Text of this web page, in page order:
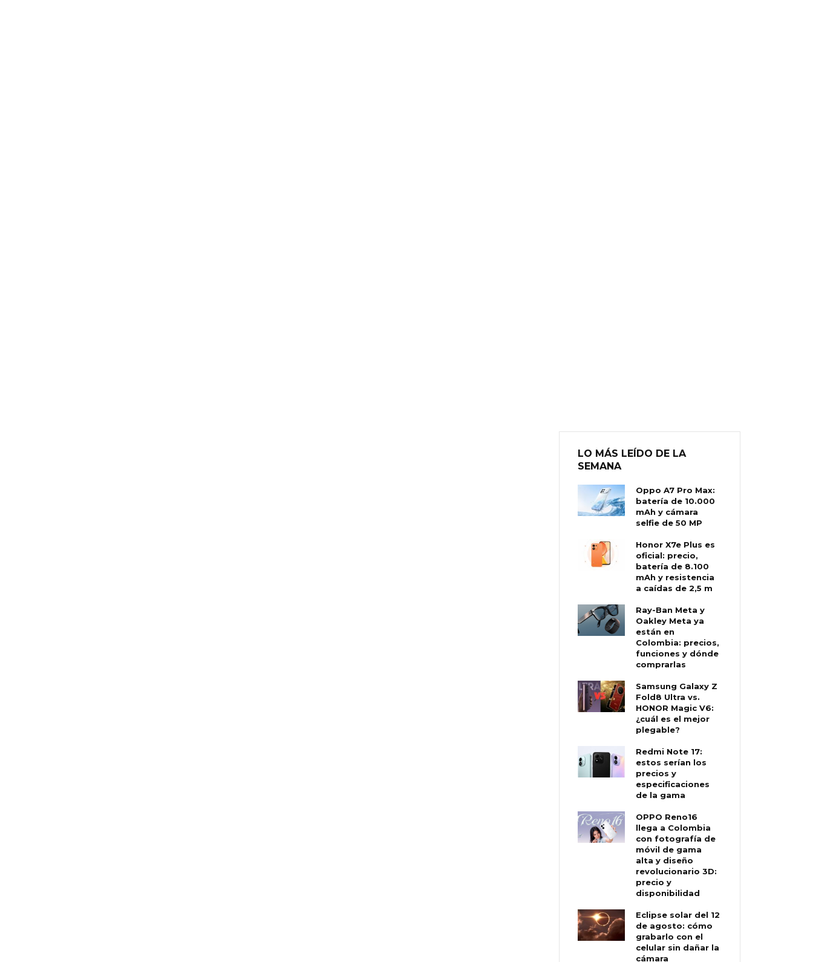
LO MÁS LEÍDO DE LA
SEMANA
Oppo A7 Pro Max:
batería de 10.000
mAh y cámara
selfie de 50 MP
Honor X7e Plus es
oficial: precio,
batería de 8.100
mAh y resistencia
a caídas de 2,5 m
Ray-Ban Meta y
Oakley Meta ya
están en
Colombia: precios,
funciones y dónde
comprarlas
Samsung Galaxy Z
Fold8 Ultra vs.
HONOR Magic V6:
¿cuál es el mejor
plegable?
Redmi Note 17:
estos serían los
precios y
especificaciones
de la gama
OPPO Reno16
llega a Colombia
con fotografía de
móvil de gama
alta y diseño
revolucionario 3D:
precio y
disponibilidad
Eclipse solar del 12
de agosto: cómo
grabarlo con el
celular sin dañar la
cámara